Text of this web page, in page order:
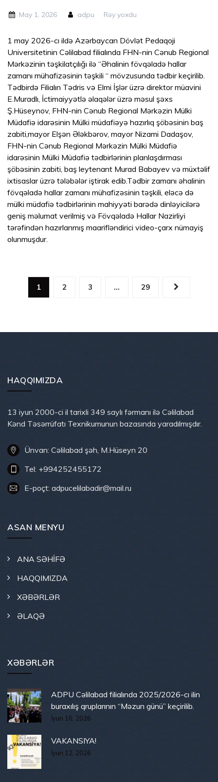
təşkilatçılığı ilə “Əhalinin
mühafizəsinin təşkili “ mövzusunda
tədbir keçirilib.
May 1, 2026 adpu Rəy yoxdu
1 may 2026-cı ildə Azərbaycan Dövlət Pedaqoji
Universitetinin Cəlilabad filialında FHN-nin Cənub Regional
Mərkəzinin təşkilatçılığı ilə “Əhalinin fövqəladə hallar
zamanı mühafizəsinin təşkili “ mövzusunda tədbir keçirilib.
Tədbirdə Filialın Tədris və Elmi İşlər üzrə direktor müavini
E.Muradlı, İctimaiyyətlə əlaqələr üzrə məsul şəxs
Ş.Hüseynov, FHN-nin Cənub Regional Mərkəzin Mülki
Müdafiə idarəsinin Mülki müdafiəyə hazırlıq şöbəsinin baş
zabiti,mayor Elşən Ələkbərov, mayor Nizami Dadaşov,
FHN-nin Cənub Regional Mərkəzin Mülki Müdafiə
idarəsinin Mülki Müdafiə tədbirlərinin planlaşdırması
şöbəsinin zabiti, baş leytenant Murad Babayev və müxtəlif
ixtisaslar üzrə tələbələr iştirak edib.Tədbir zamanı əhalinin
fövqəladə hallar zamanı mühafizəsinin təşkili, eləcə də
mülki müdafiə tədbirlərinin mahiyyəti barədə dinləyicilərə
geniş məlumat verilmiş və Fövqəladə Hallar Nazirliyi
tərəfindən hazırlanmış maarifləndirici video-çarx nümayiş
olunmuşdur.
1 2 3 … 29
HAQQIMIZDA
13 iyun 2000-ci il tarixli 349 saylı fərmanı ilə Cəlilabad
Kənd Təsərrüfatı Texnikumunun bazasında yaradılmışdır.
Ünvan: Cəlilabad şəh, M.Hüseyn 20
Tel: +994252455172
E-poçt: adpucelilabadir@mail.ru
ASAN MENYU
ANA SƏHİFƏ
HAQQIMIZDA
XƏBƏRLƏR
ƏLAQƏ
XƏBƏRLƏR
ADPU Cəlilabad filialında 2025/2026-cı ilin
buraxılış qruplarının “Məzun günü” keçirilib.
İyun 16, 2026
VAKANSIYA!
İyun 12, 2026